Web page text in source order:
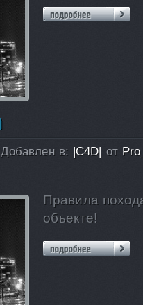
Добавлен в: |C4D| от
Правила
объекте!